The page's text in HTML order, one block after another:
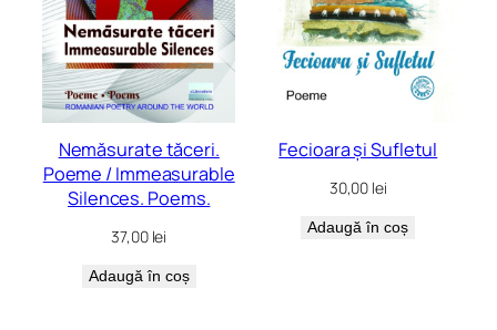
Nemăsurate tăceri.
Poeme / Immeasurable
Silences. Poems.
37,00 lei
Adaugă în coș
Fecioara și Sufletul
30,00 lei
Adaugă în coș